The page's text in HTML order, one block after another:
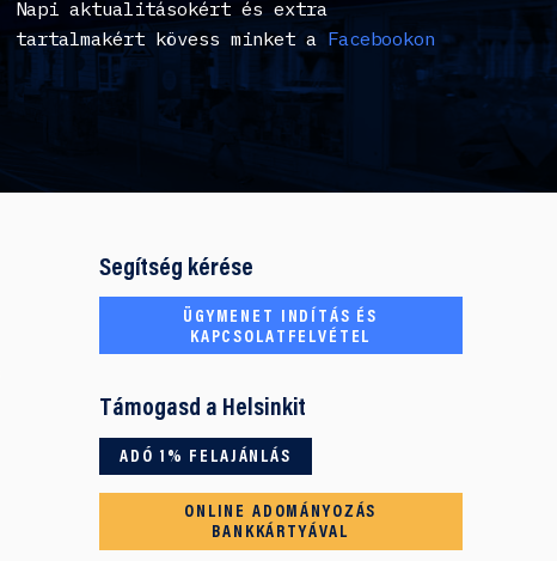
Napi aktualitásokért és extra
tartalmakért kövess minket aFacebookon
Segítség kérése
ÜGYMENET INDÍTÁS ÉS
KAPCSOLATFELVÉTEL
Támogasd a Helsinkit
ADÓ 1% FELAJÁNLÁS
ONLINE ADOMÁNYOZÁS
BANKKÁRTYÁVAL